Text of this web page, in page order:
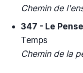
Chemin de
347 - Le
Temps
Chemin de la